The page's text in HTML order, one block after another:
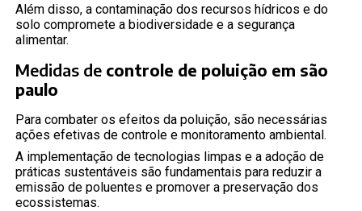
Além disso, a contaminação dos recursos hídricos e do
solo compromete a biodiversidade e a segurança
alimentar.
Medidas de controle de poluição em são
paulo
Para combater os efeitos da poluição, são necessárias
ações efetivas de controle e monitoramento ambiental.
A implementação de tecnologias limpas e a adoção de
práticas sustentáveis são fundamentais para reduzir a
emissão de poluentes e promover a preservação dos
ecossistemas.